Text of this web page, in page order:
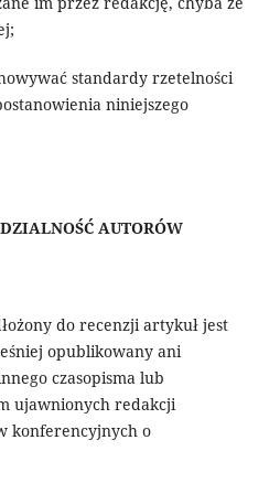
standardy rzetelności
niniejszego
AUTORÓW
do recenzji artykuł jest
opublikowany ani
czasopisma lub
ujawnionych redakcji
konferencyjnych o